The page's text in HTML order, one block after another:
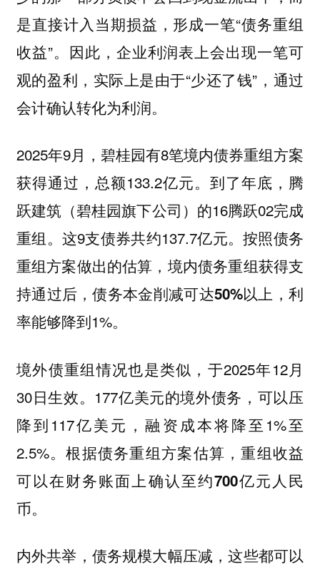
是直接计入当期损益，形成一笔“债务重组
收益”。因此，企业利润表上会出现一笔可
观的盈利，实际上是由于“少还了钱”，通过
会计确认转化为利润。
2025年9月，碧桂园有8笔境内债券重组方案
获得通过，总额133.2亿元。到了年底，腾
跃建筑（碧桂园旗下公司）的16腾跃02完成
重组。这9支债券共约137.7亿元。按照债务
重组方案做出的估算，境内债务重组获得支
持通过后，债务本金削减可达50%以上，利
率能够降到1%。
境外债重组情况也是类似，于2025年12月
30日生效。177亿美元的境外债务，可以压
降到117亿美元，融资成本将降至1%至
2.5%。根据债务重组方案估算，重组收益
可以在财务账面上确认至约700亿元人民
币。
内外共举，债务规模大幅压减，这些都可以